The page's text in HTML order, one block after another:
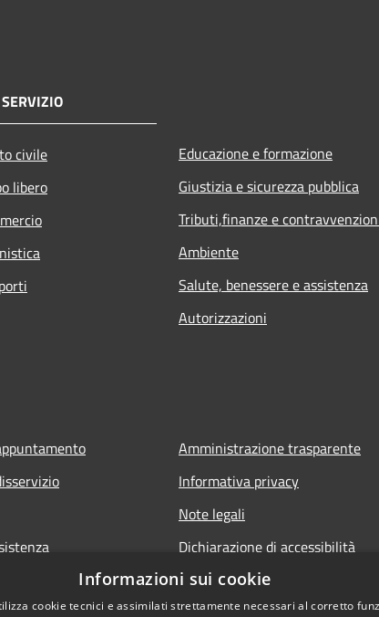
civile
libero
Educazione e formazione
Giustizia e sicurezza pubblica
Tributi,finanze e
Ambiente
Salute, benessere e assistenza
Autorizzazioni
Amministrazione trasparente
Informativa privacy
Note legali
Dichiarazione di accessibilità
Informazioni sui cookie
cookie tecnici e assimilati strettamente necessari al corretto